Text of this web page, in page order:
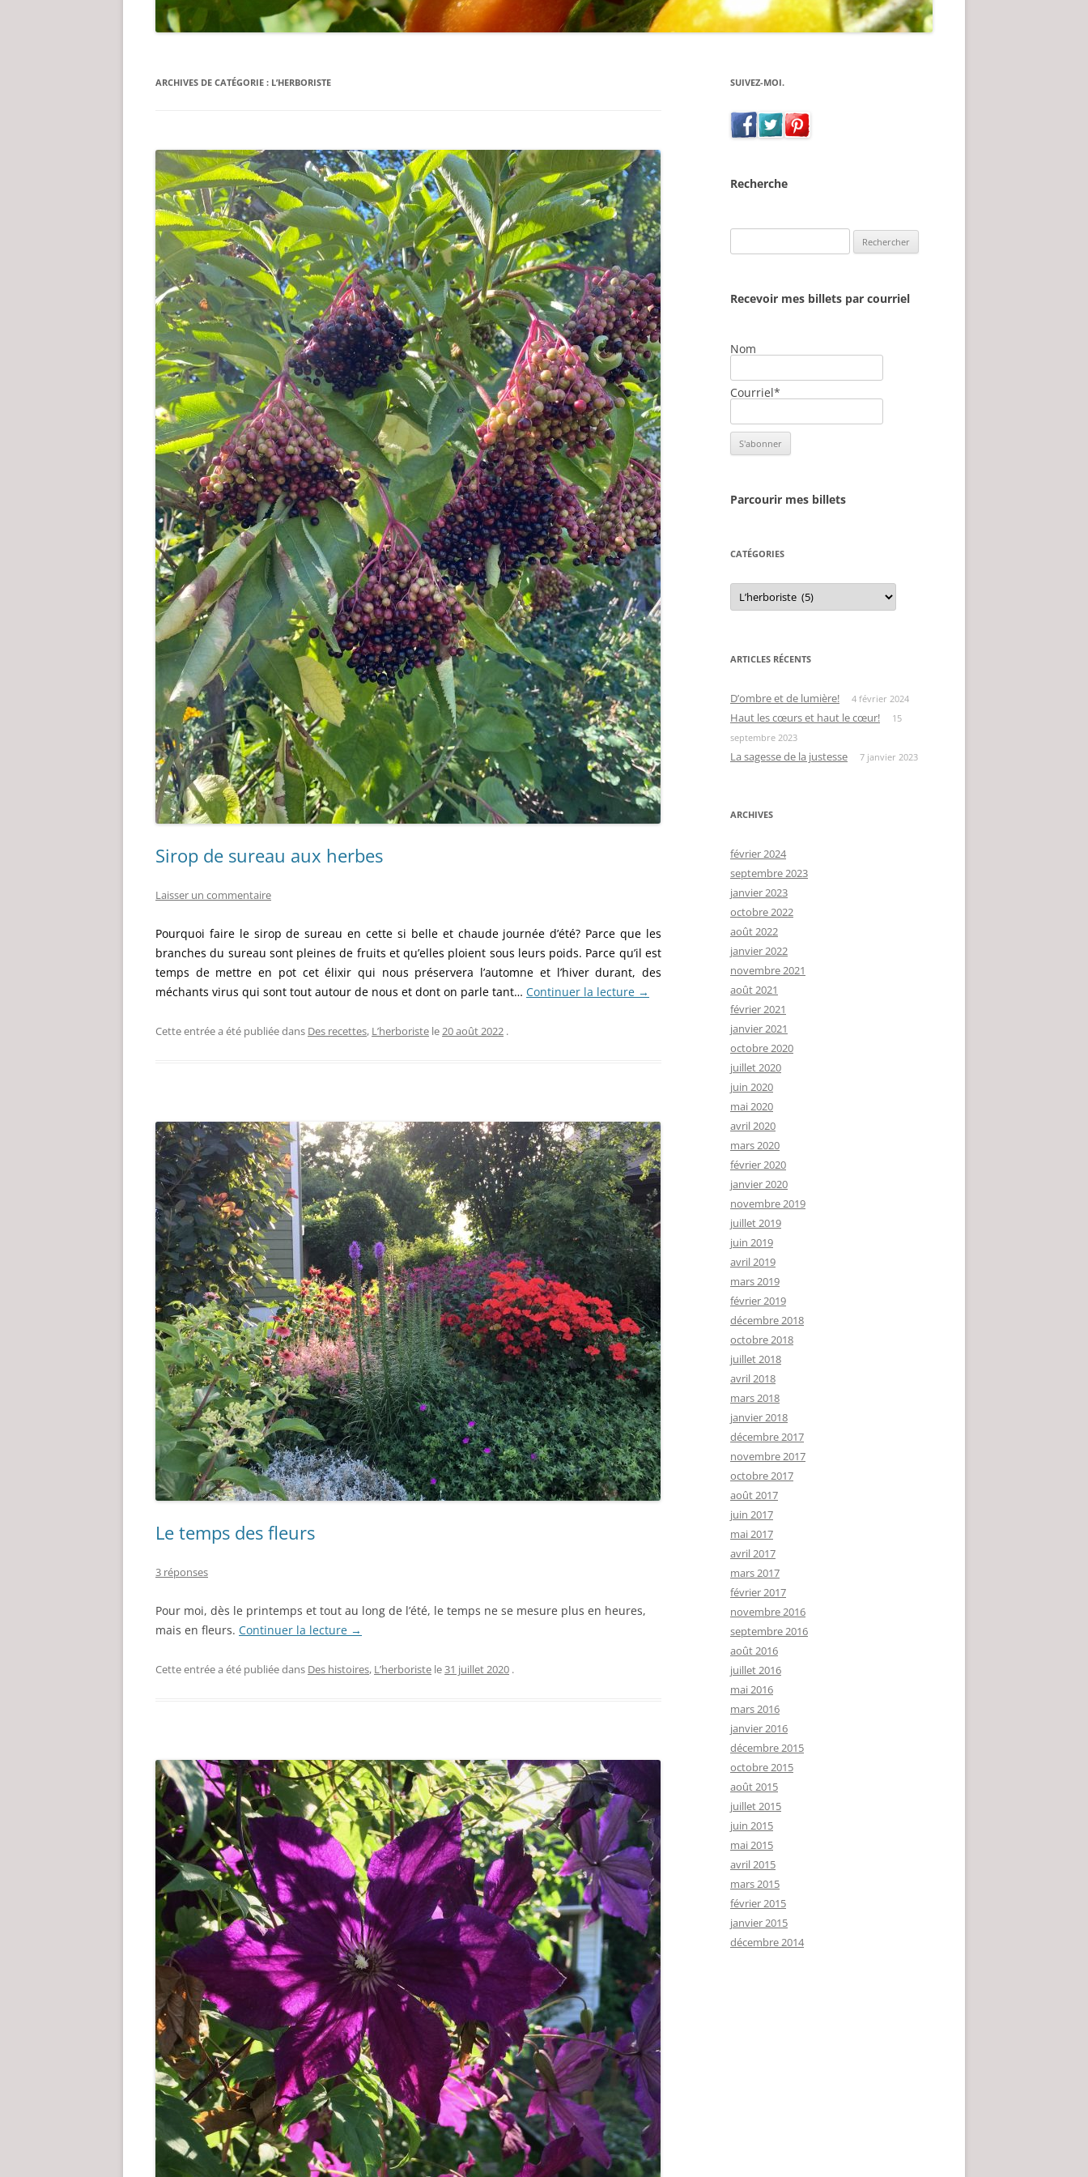
ARCHIVES DE CATÉGORIE : L’HERBORISTE
Sirop de sureau aux herbes
Laisser un commentaire
Pourquoi faire le sirop de sureau en cette si belle et chaude journée d’été? Parce que les
branches du sureau sont pleines de fruits et qu’elles ploient sous leurs poids. Parce qu’il est
temps de mettre en pot cet élixir qui nous préservera l’automne et l’hiver durant, des
méchants virus qui sont tout autour de nous et dont on parle tant… Continuer la lecture →
Cette entrée a été publiée dans Des recettes, L’herboriste le20 août 2022 .
Le temps des fleurs
3 réponses
Pour moi, dès le printemps et tout au long de l’été, le temps ne se mesure plus en heures,
mais en fleurs. Continuer la lecture →
Cette entrée a été publiée dans Des histoires, L’herboriste le31 juillet 2020 .
SUIVEZ-MOI.
Recherche
Recevoir mes billets par courriel
Nom
Courriel*
Parcourir mes billets
CATÉGORIES
Catégories
ARTICLES RÉCENTS
D’ombre et de lumière! 4 février 2024
Haut les cœurs et haut le cœur!
15
septembre 2023
La sagesse de la justesse 7 janvier 2023
ARCHIVES
février 2024
septembre 2023
janvier 2023
octobre 2022
août 2022
janvier 2022
novembre 2021
août 2021
février 2021
janvier 2021
octobre 2020
juillet 2020
juin 2020
mai 2020
avril 2020
mars 2020
février 2020
janvier 2020
novembre 2019
juillet 2019
juin 2019
avril 2019
mars 2019
février 2019
décembre 2018
octobre 2018
juillet 2018
avril 2018
mars 2018
janvier 2018
décembre 2017
novembre 2017
octobre 2017
août 2017
juin 2017
mai 2017
avril 2017
mars 2017
février 2017
novembre 2016
septembre 2016
août 2016
juillet 2016
mai 2016
mars 2016
janvier 2016
décembre 2015
octobre 2015
août 2015
juillet 2015
juin 2015
mai 2015
avril 2015
mars 2015
février 2015
janvier 2015
décembre 2014